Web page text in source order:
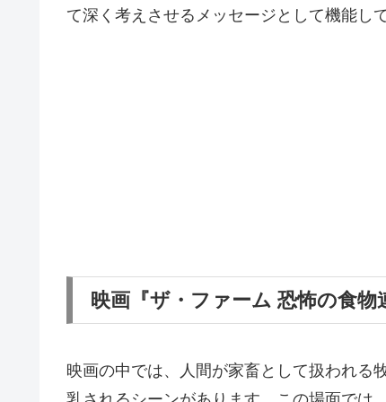
て深く考えさせるメッセージとして機能し
映画『ザ・ファーム 恐怖の食
映画の中では、人間が家畜として扱われる